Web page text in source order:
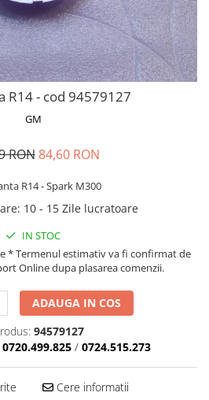
prezent
R14 - cod 94579127
GM
RON 84,60 RON
R14 - Spark M300
: 10 - 15 Zile lucratoare
IN STOC
* Termenul estimativ va fi confirmat de
Online dupa plasarea comenzii.
ADAUGA IN COS
94579127
0720.499.825 / 0724.515.273
Cere informatii